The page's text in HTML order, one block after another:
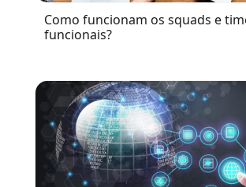
Como funcionam os squads e
funcionais?